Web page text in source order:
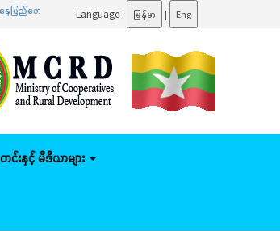
ာင်စီနယ်မြေအတွင်း သမဝါယမစနစ် စိုက်ပျိုးမွေးမြူရေး၊ မိသားစုဝင်ငွေတို
Language : မြန်မာ | Eng
င်းနှင့် မီဒီယာများ